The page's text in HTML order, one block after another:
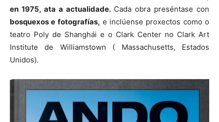
en 1975, ata a actualidade.Cada obra preséntase con
bosquexos e fotografías, e inclúense proxectos como o
teatro Poly de Shanghái e o Clark Center no Clark Art
Institute de Williamstown ( Massachusetts, Estados
Unidos).